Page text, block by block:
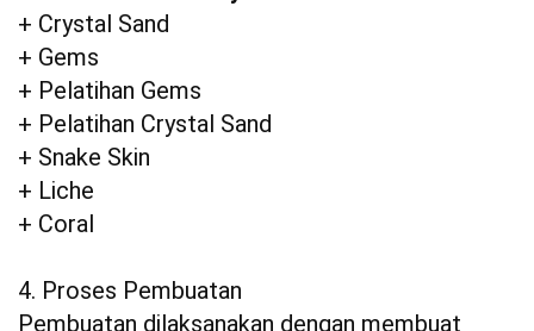
+ Crystal Sand
+ Gems
+ Pelatihan Gems
+ Pelatihan Crystal Sand
+ Snake Skin
+ Liche
+ Coral
4. Proses Pembuatan
Pembuatan dilaksanakan dengan membuat